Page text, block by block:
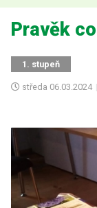
Pravěk
1. stupeň
středa 06.03.2024 |